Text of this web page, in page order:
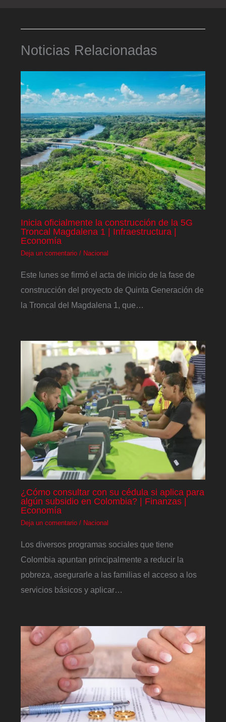
Noticias Relacionadas
Inicia oficialmente la construcción de la 5G
Troncal Magdalena 1 | Infraestructura |
Economía
Deja un comentario / Nacional
Este lunes se firmó el acta de inicio de la fase de
construcción del proyecto de Quinta Generación de
la Troncal del Magdalena 1, que…
¿Cómo consultar con su cédula si aplica para
algún subsidio en Colombia? | Finanzas |
Economía
Deja un comentario / Nacional
Los diversos programas sociales que tiene
Colombia apuntan principalmente a reducir la
pobreza, asegurarle a las familias el acceso a los
servicios básicos y aplicar…